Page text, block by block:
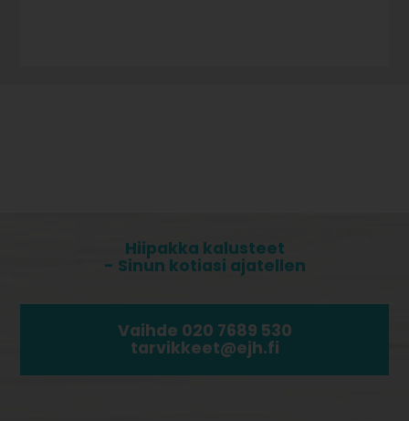
Hiipakka kalusteet
- Sinun kotiasi ajatellen
Vaihde 020 7689 530
tarvikkeet@ejh.fi